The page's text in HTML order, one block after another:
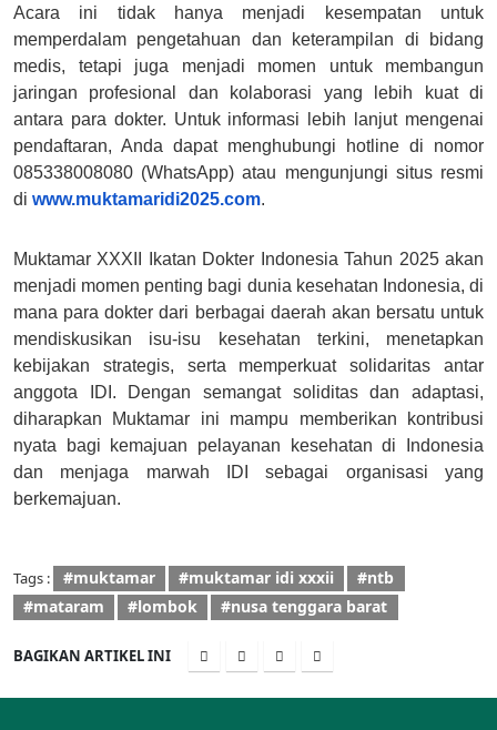
Acara ini tidak hanya menjadi kesempatan untuk
memperdalam pengetahuan dan keterampilan di bidang
medis, tetapi juga menjadi momen untuk membangun
jaringan profesional dan kolaborasi yang lebih kuat di
antara para dokter. Untuk informasi lebih lanjut mengenai
pendaftaran, Anda dapat menghubungi hotline di nomor
085338008080 (WhatsApp) atau mengunjungi situs resmi
di www.muktamaridi2025.com.
Muktamar XXXII Ikatan Dokter Indonesia Tahun 2025 akan
menjadi momen penting bagi dunia kesehatan Indonesia, di
mana para dokter dari berbagai daerah akan bersatu untuk
mendiskusikan isu-isu kesehatan terkini, menetapkan
kebijakan strategis, serta memperkuat solidaritas antar
anggota IDI. Dengan semangat soliditas dan adaptasi,
diharapkan Muktamar ini mampu memberikan kontribusi
nyata bagi kemajuan pelayanan kesehatan di Indonesia
dan menjaga marwah IDI sebagai organisasi yang
berkemajuan.
Tags : #muktamar #muktamar idi xxxii
#ntb
#mataram
#lombok #nusa tenggara barat
BAGIKAN ARTIKEL INI